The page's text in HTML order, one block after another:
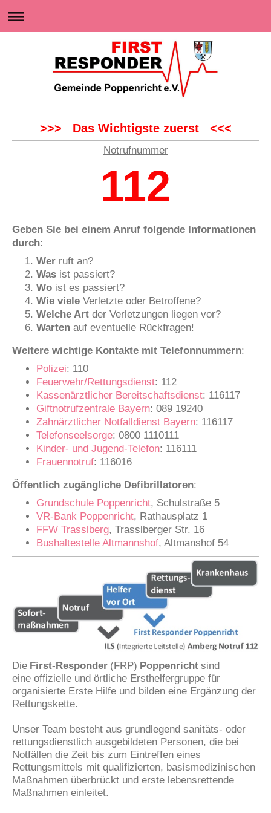
>>> Das Wichtigste zuerst <<<
Notrufnummer
112
Geben Sie bei einem Anruf folgende Informationen
durch:
Wer ruft an?
Was ist passiert?
Wo ist es passiert?
Wie viele Verletzte oder Betroffene?
Welche Art der Verletzungen liegen vor?
Warten auf eventuelle Rückfragen!
Weitere wichtige Kontakte mit Telefonnummern:
Polizei: 110
Feuerwehr/Rettungsdienst: 112
Kassenärztlicher Bereitschaftsdienst: 116117
Giftnotrufzentrale Bayern: 089 19240
Zahnärztlicher Notfalldienst Bayern: 116117
Telefonseelsorge: 0800 1110111
Kinder- und Jugend-Telefon: 116111
Frauennotruf: 116016
Öffentlich zugängliche Defibrillatoren:
Grundschule Poppenricht, Schulstraße 5
VR-Bank Poppenricht, Rathausplatz 1
FFW Trasslberg, Trasslberger Str. 16
Bushaltestelle Altmannshof, Altmanshof 54
Die First-Responder (FRP) Poppenricht sind
eine offizielle und örtliche Ersthelfergruppe für
organisierte Erste Hilfe und bilden eine Ergänzung der
Rettungskette.
Unser Team besteht aus grundlegend sanitäts- oder
rettungsdienstlich ausgebildeten Personen, die bei
Notfällen die Zeit bis zum Eintreffen eines
Rettungsmittels mit qualifizierten, basismedizinischen
Maßnahmen überbrückt und erste lebensrettende
Maßnahmen einleitet.